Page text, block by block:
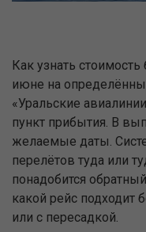
Как узнать
июне на
«Уральские
пункт прибытия. В
желаемые даты.
перелётов туда или
понадобится
какой рейс подходит
или с пересадкой.